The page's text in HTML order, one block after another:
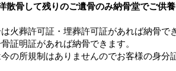
散骨して残りのご遺骨のみ納骨堂でご供
火葬許可証・埋葬許可証があれば納骨で
証明証があれば納骨できます。
の所規制はありませんのでお客様の身分